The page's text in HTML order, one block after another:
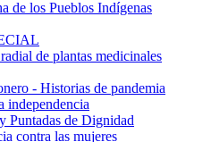
de los Pueblos Indígenas
de plantas medicinales
- Historias de pandemia
independencia
Puntadas de Dignidad
contra las mujeres